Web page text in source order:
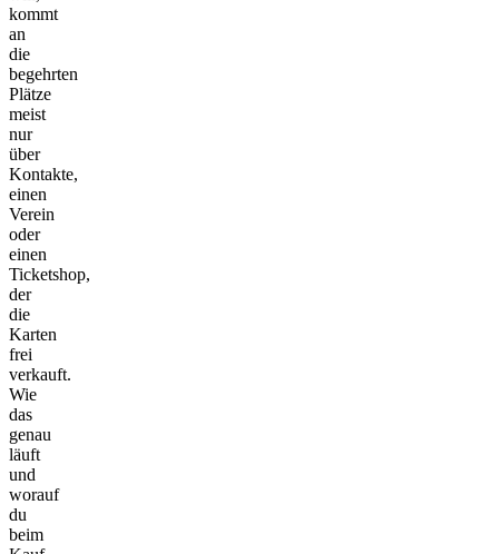
kommt
an
die
begehrten
Plätze
meist
nur
über
Kontakte,
einen
Verein
oder
einen
Ticketshop,
der
die
Karten
frei
verkauft.
Wie
das
genau
läuft
und
worauf
du
beim